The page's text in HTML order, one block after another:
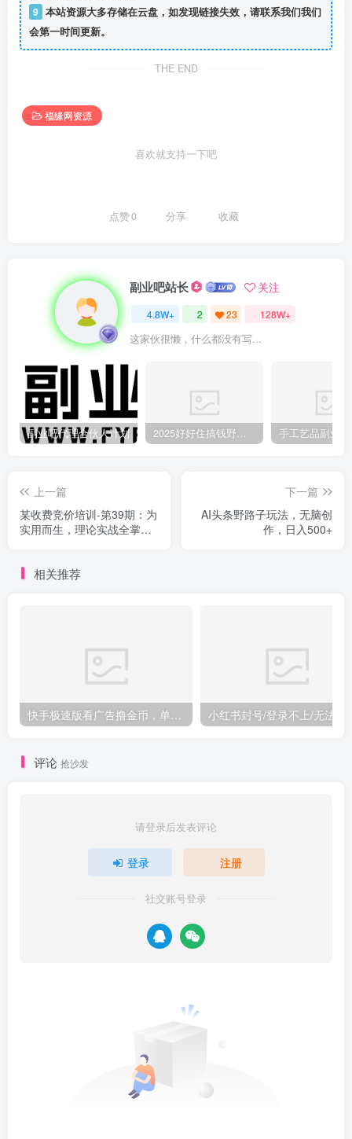
9 本站资源大多存储在云盘，如发现链接失效，请联系我们我们
会第一时间更新。
THE END
福缘网资源
喜欢就支持一下吧
点赞0 分享 收藏
副业吧站长 关注
4.8W+ 2 23 128W+
这家伙很懒，什么都没有写...
副业吧代理合伙人计划
上一篇
某收费竞价培训-第39期：为
实用而生，理论实战全掌握
下一篇
AI头条野路子玩法，无脑创
作，日入500+
相关推荐
快手极速版看广告撸金币，单机日入50+，可批量操作
评论 抢沙发
请登录后发表评论
登录 注册
社交账号登录